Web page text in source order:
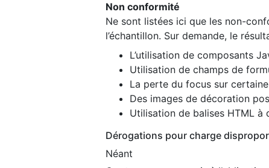
Non conformité
Ne sont listées ici que les non-
l’échantillon. Sur demande, le
L’utilisation de composants
Utilisation de champs de
La perte du focus sur
Des images de décoration
Utilisation de balises HTML à
Dérogations pour charge
Néant